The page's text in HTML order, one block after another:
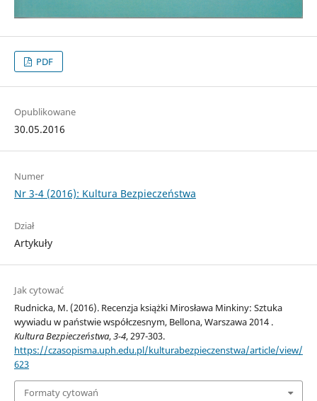
PDF
Opublikowane
30.05.2016
Numer
Nr 3-4 (2016): Kultura Bezpieczeństwa
Dział
Artykuły
Jak cytować
Rudnicka, M. (2016). Recenzja książki Mirosława Minkiny: Sztuka
wywiadu w państwie współczesnym, Bellona, Warszawa 2014 .
Kultura Bezpieczeństwa,3-4, 297-303.
https://czasopisma.uph.edu.pl/kulturabezpieczenstwa/article/view/
623
Formaty cytowań